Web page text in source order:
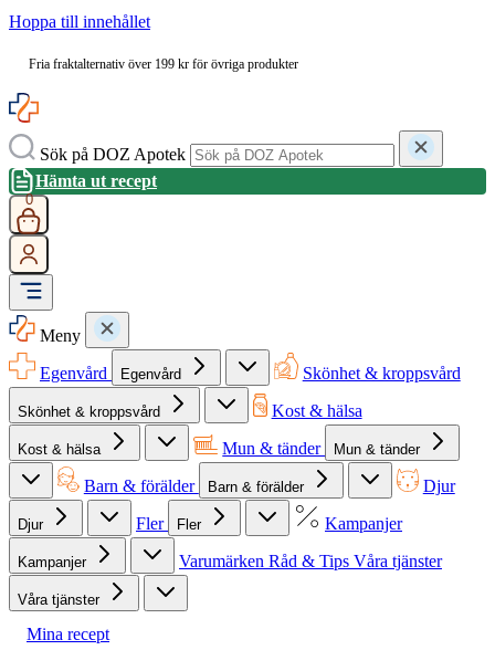
Hoppa till innehållet
Fria fraktalternativ över 199 kr för övriga produkter
Sök på DOZ Apotek
Hämta ut recept
0
Meny
Egenvård
Egenvård Skönhet & kroppsvård
Skönhet & kroppsvård Kost & hälsa
Kost & hälsa Mun & tänder Mun & tänder
Barn & förälder Barn & förälder Djur
Djur Fler Fler Kampanjer
Kampanjer Varumärken Råd & Tips Våra tjänster
Våra tjänster
Mina recept